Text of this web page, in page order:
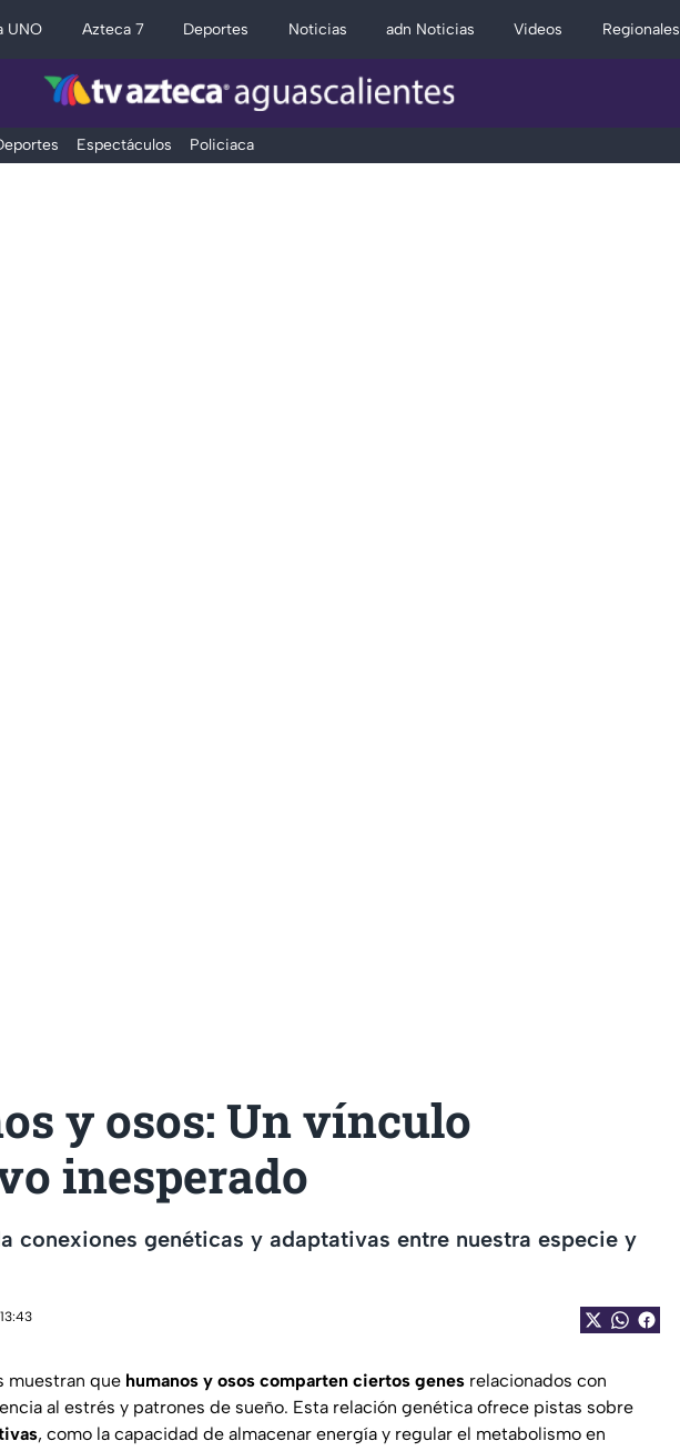
UNO Azteca 7 Deportes Noticias adn Noticias Videos Regionales
Espectáculos Policiaca
y osos: Un vínculo
inesperado
conexiones genéticas y adaptativas entre nuestra especie y
muestran que humanos y osos comparten ciertos genes relacionados con
al estrés y patrones de sueño. Esta relación genética ofrece pistas sobre
, como la capacidad de almacenar energía y regular el metabolismo en